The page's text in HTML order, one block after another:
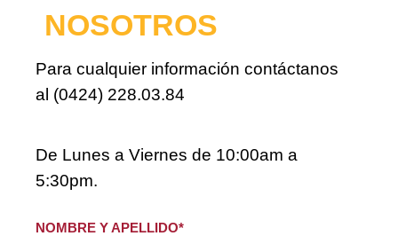
NOSOTROS
Para cualquier información contáctanos
al (0424) 228.03.84
De Lunes a Viernes de 10:00am a
5:30pm.
NOMBRE Y APELLIDO*